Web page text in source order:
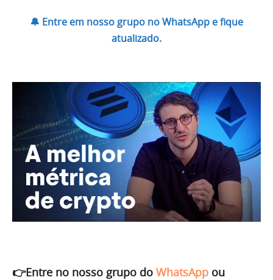
🔔 Entre em nosso grupo no WhatsApp e fique
atualizado.
👉Entre no nosso grupo do WhatsApp ou